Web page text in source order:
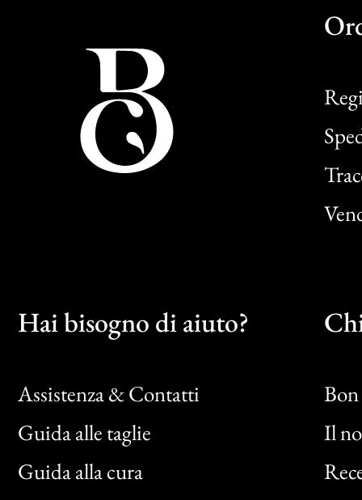
Hai bisogno di aiuto?
Assistenza & Contatti
Guida alle taglie
Guida alla cura
Il
Bon